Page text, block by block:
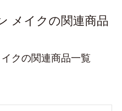
メイクの関連商品
クの関連商品一覧